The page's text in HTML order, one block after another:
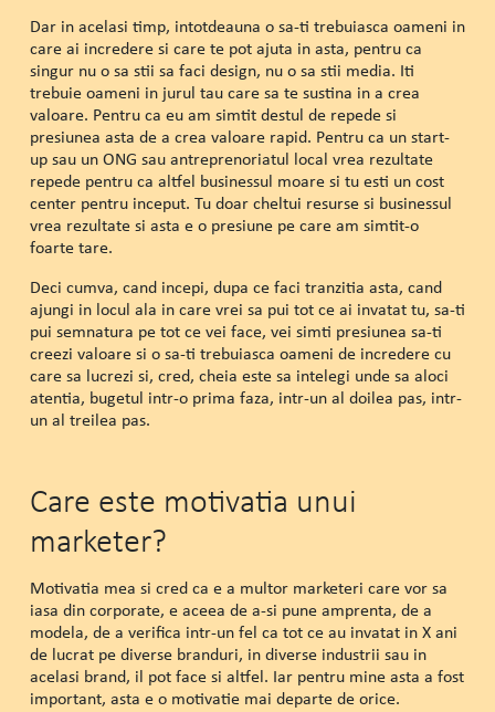
Dar in acelasi timp, intotdeauna o sa-ti trebuiasca oameni in
care ai incredere si care te pot ajuta in asta, pentru ca
singur nu o sa stii sa faci design, nu o sa stii media. Iti
trebuie oameni in jurul tau care sa te sustina in a crea
valoare. Pentru ca eu am simtit destul de repede si
presiunea asta de a crea valoare rapid. Pentru ca un start-
up sau un ONG sau antreprenoriatul local vrea rezultate
repede pentru ca altfel businessul moare si tu esti un cost
center pentru inceput. Tu doar cheltui resurse si businessul
vrea rezultate si asta e o presiune pe care am simtit-o
foarte tare.
Deci cumva, cand incepi, dupa ce faci tranzitia asta, cand
ajungi in locul ala in care vrei sa pui tot ce ai invatat tu, sa-ti
pui semnatura pe tot ce vei face, vei simti presiunea sa-ti
creezi valoare si o sa-ti trebuiasca oameni de incredere cu
care sa lucrezi si, cred, cheia este sa intelegi unde sa aloci
atentia, bugetul intr-o prima faza, intr-un al doilea pas, intr-
un al treilea pas.
Care este motivatia unui
marketer?
Motivatia mea si cred ca e a multor marketeri care vor sa
iasa din corporate, e aceea de a-si pune amprenta, de a
modela, de a verifica intr-un fel ca tot ce au invatat in X ani
de lucrat pe diverse branduri, in diverse industrii sau in
acelasi brand, il pot face si altfel. Iar pentru mine asta a fost
important, asta e o motivatie mai departe de orice.